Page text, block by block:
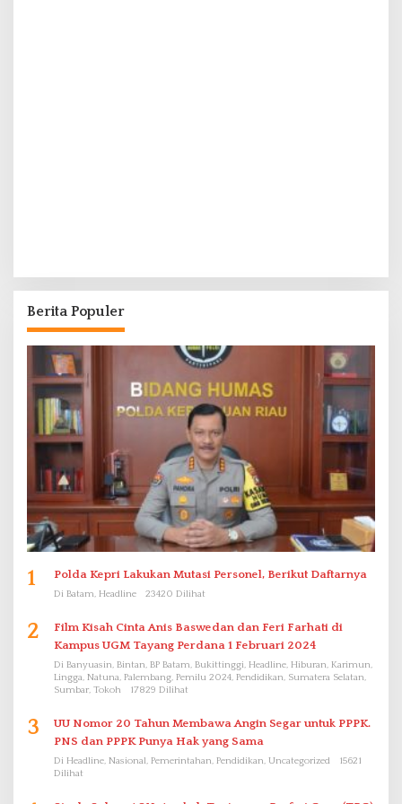
Berita Populer
1 Polda Kepri Lakukan Mutasi Personel, Berikut Daftarnya
Di Batam, Headline 23420 Dilihat
2
Film Kisah Cinta Anis Baswedan dan Feri Farhati di
Kampus UGM Tayang Perdana 1 Februari 2024
Di Banyuasin, Bintan, BP Batam, Bukittinggi, Headline, Hiburan, Karimun,
Lingga, Natuna, Palembang, Pemilu 2024, Pendidikan, Sumatera Selatan,
Sumbar, Tokoh
17829 Dilihat
3
UU Nomor 20 Tahun Membawa Angin Segar untuk PPPK.
PNS dan PPPK Punya Hak yang Sama
Di Headline, Nasional, Pemerintahan, Pendidikan, Uncategorized
15621
Dilihat